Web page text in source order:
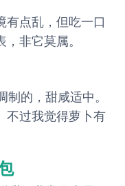
有点乱，但吃一口
非它莫属。
的，甜咸适中。
不过我觉得萝卜有